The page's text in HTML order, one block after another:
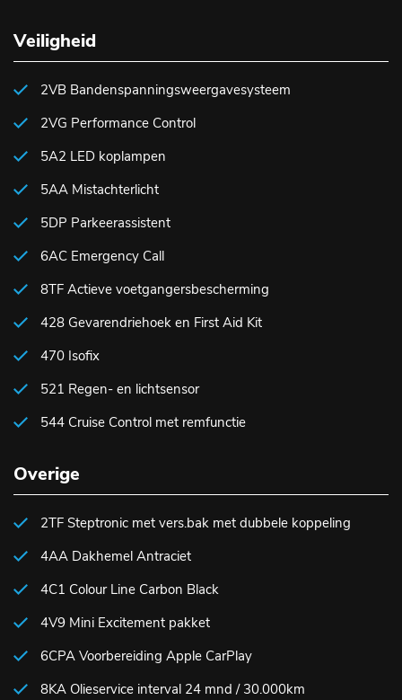
Veiligheid
2VB Bandenspanningsweergavesysteem
2VG Performance Control
5A2 LED koplampen
5AA Mistachterlicht
5DP Parkeerassistent
6AC Emergency Call
8TF Actieve voetgangersbescherming
428 Gevarendriehoek en First Aid Kit
470 Isofix
521 Regen- en lichtsensor
544 Cruise Control met remfunctie
Overige
2TF Steptronic met vers.bak met dubbele koppeling
4AA Dakhemel Antraciet
4C1 Colour Line Carbon Black
4V9 Mini Excitement pakket
6CPA Voorbereiding Apple CarPlay
8KA Olieservice interval 24 mnd / 30.000km